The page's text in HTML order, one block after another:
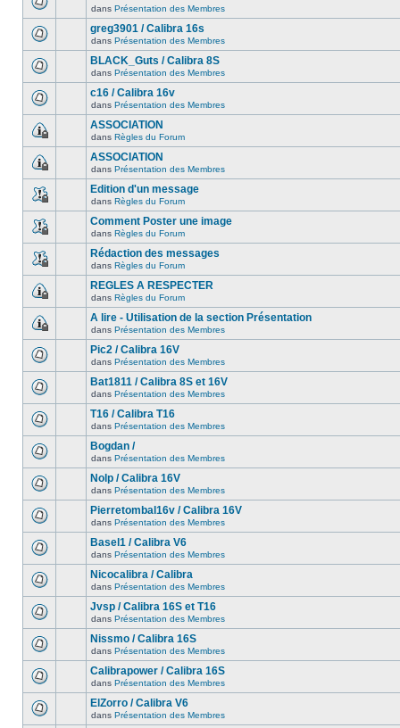
dans Présentation des Membres
greg3901 / Calibra 16s
dans Présentation des Membres
BLACK_Guts / Calibra 8S
dans Présentation des Membres
c16 / Calibra 16v
dans Présentation des Membres
ASSOCIATION
dans Règles du Forum
ASSOCIATION
dans Présentation des Membres
Edition d'un message
dans Règles du Forum
Comment Poster une image
dans Règles du Forum
Rédaction des messages
dans Règles du Forum
REGLES A RESPECTER
dans Règles du Forum
A lire - Utilisation de la section Présentation
dans Présentation des Membres
Pic2 / Calibra 16V
dans Présentation des Membres
Bat1811 / Calibra 8S et 16V
dans Présentation des Membres
T16 / Calibra T16
dans Présentation des Membres
Bogdan /
dans Présentation des Membres
Nolp / Calibra 16V
dans Présentation des Membres
Pierretombal16v / Calibra 16V
dans Présentation des Membres
Basel1 / Calibra V6
dans Présentation des Membres
Nicocalibra / Calibra
dans Présentation des Membres
Jvsp / Calibra 16S et T16
dans Présentation des Membres
Nissmo / Calibra 16S
dans Présentation des Membres
Calibrapower / Calibra 16S
dans Présentation des Membres
ElZorro / Calibra V6
dans Présentation des Membres